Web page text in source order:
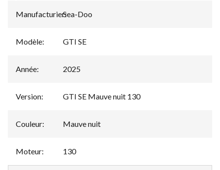
Manufacturier:
Sea-Doo
Modèle: GTI SE
Année: 2025
Version: GTI SE Mauve nuit 130
Couleur: Mauve nuit
Moteur: 130